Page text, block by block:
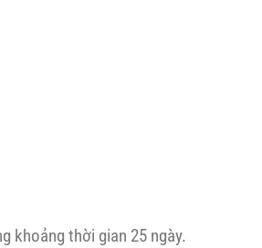
khoảng thời gian 25 ngày.